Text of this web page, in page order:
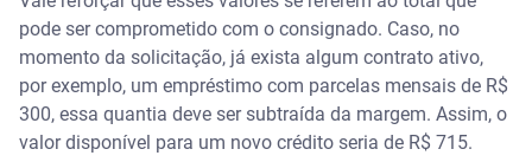
pode ser comprometido com o consignado. Caso, no
momento da solicitação, já exista algum contrato ativo,
por exemplo, um empréstimo com parcelas mensais de R$
300, essa quantia deve ser subtraída da margem. Assim, o
valor disponível para um novo crédito seria de R$ 715.